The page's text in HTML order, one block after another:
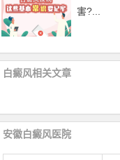
害?...
白癜风相关文章
安徽白癜风医院